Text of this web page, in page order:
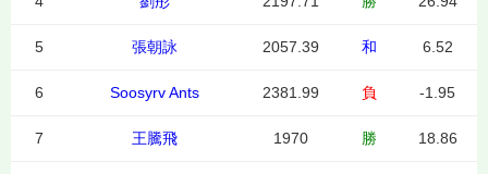
5 張朝詠 2057.39 和 6.52
6 Soosyrv Ants 2381.99 負 -1.95
7 王騰飛 1970 勝 18.86